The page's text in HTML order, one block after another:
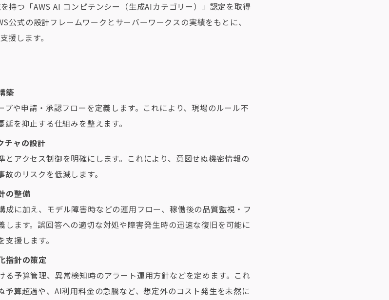
持つ「AWS AI コンピテンシー（生成AIカテゴリー）」認定を取得
公式の設計フレームワークとサーバーワークスの実績をもとに、
援します。
築
や申請・承認フローを定義します。これにより、現場のルール不
を抑止する仕組みを整えます。
チャの設計
とアクセス制御を明確にします。これにより、意図せぬ機密情報の
のリスクを低減します。
の整備
成に加え、モデル障害時などの運用フロー、稼働後の品質監視・フ
します。誤回答への適切な対処や障害発生時の迅速な復旧を可能に
援します。
指針の策定
る予算管理、異常検知時のアラート運用方針などを定めます。これ
予算超過や、AI利用料金の急騰など、想定外のコスト発生を未然に